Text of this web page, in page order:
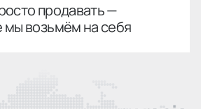
продавать —
мы возьмём на себя